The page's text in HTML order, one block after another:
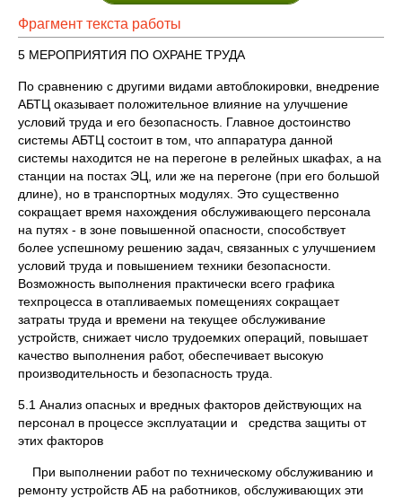
Фрагмент текста работы
5 МЕРОПРИЯТИЯ ПО ОХРАНЕ ТРУДА
По сравнению с другими видами автоблокировки, внедрение
АБТЦ оказывает положительное влияние на улучшение
условий труда и его безопасность. Главное достоинство
системы АБТЦ состоит в том, что аппаратура данной
системы находится не на перегоне в релейных шкафах, а на
станции на постах ЭЦ, или же на перегоне (при его большой
длине), но в транспортных модулях. Это существенно
сокращает время нахождения обслуживающего персонала
на путях - в зоне повышенной опасности, способствует
более успешному решению задач, связанных с улучшением
условий труда и повышением техники безопасности.
Возможность выполнения практически всего графика
техпроцесса в отапливаемых помещениях сокращает
затраты труда и времени на текущее обслуживание
устройств, снижает число трудоемких операций, повышает
качество выполнения работ, обеспечивает высокую
производительность и безопасность труда.
5.1 Анализ опасных и вредных факторов действующих на
персонал в процессе эксплуатации и средства защиты от
этих факторов
При выполнении работ по техническому обслуживанию и
ремонту устройств АБ на работников, обслуживающих эти